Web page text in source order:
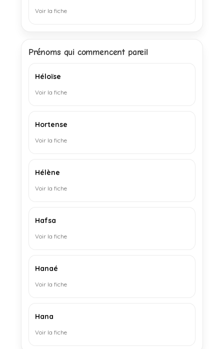
Voir la fiche
Prénoms qui commencent pareil
Héloïse
Voir la fiche
Hortense
Voir la fiche
Hélène
Voir la fiche
Hafsa
Voir la fiche
Hanaé
Voir la fiche
Hana
Voir la fiche